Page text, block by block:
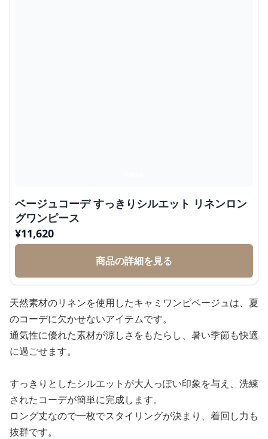
ベージュコーデ すっきりシルエット リネンロン
グワンピース
¥11,620
商品の詳細を見る
天然素材のリネンを使用したキャミワンピベージュは、夏
のコーデに欠かせないアイテムです。
通気性に優れた素材が涼しさをもたらし、暑い季節も快適
に過ごせます。
すっきりとしたシルエットが大人っぽい印象を与え、洗練
されたコーデが簡単に完成します。
ロング丈なので一枚でスタイリングが決まり、着回し力も
抜群です。